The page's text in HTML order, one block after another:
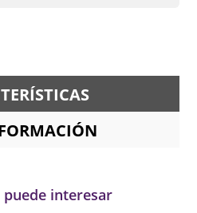
puede interesar